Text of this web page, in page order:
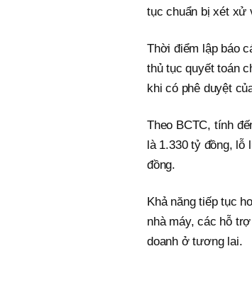
tục chuẩn bị xét xử
Thời điểm lập báo
thủ tục quyết toán
khi có phê duyệt
Theo BCTC, tính
là 1.330 tỷ đồng, lỗ
đồng.
Khả năng tiếp tục
nhà máy, các hỗ
doanh ở tương lai.